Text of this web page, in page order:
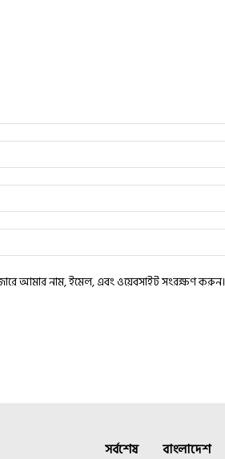
আমার নাম, ইমেল, এবং ওয়েবসাইট সংরক্ষণ করুন।
সর্বশেষ বাংলাদেশ